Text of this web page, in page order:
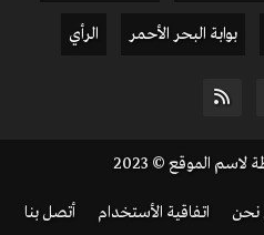
بوابة البحر الأحمر الرأي
الموقع © 2023
اتفاقية الأستخدام أتصل بنا